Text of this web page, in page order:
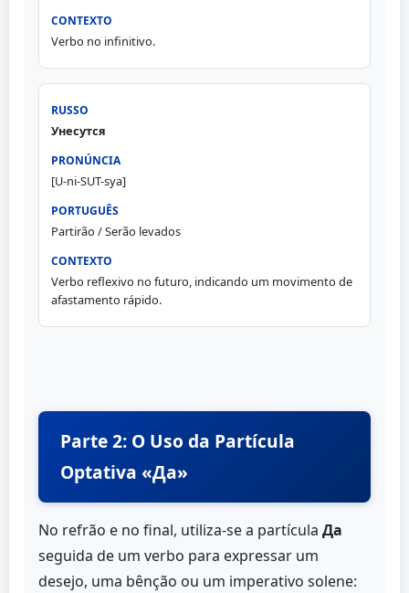
Verbo no infinitivo.
Унесутся
[U-ni-SUT-sya]
Partirão / Serão levados
Verbo reflexivo no futuro, indicando um movimento de
afastamento rápido.
Parte 2: O Uso da Partícula
Optativa «Да»
No refrão e no final, utiliza-se a partícula Да
seguida de um verbo para expressar um
desejo, uma bênção ou um imperativo solene: